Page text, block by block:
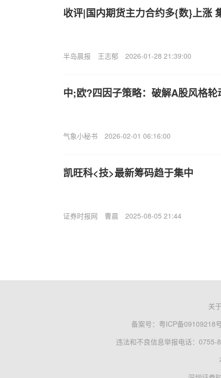
收评|国内期货主力合约多{数}上涨
半岛晨报 王志郁 2026-01-28 21:39:00
中;欧?四因子策略：破解A股风格轮
气象小秘书 2026-02-01 06:16:00
凯旺科<技>最新筹码趋于集中
证券时报网 曹晨 2025-08-05 21:44
关
备案号： 粤ICP备09109218
违法和不良信息举报电话：0755-